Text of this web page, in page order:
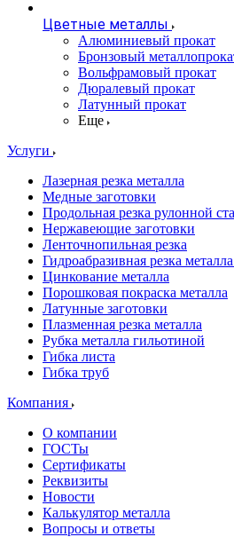
Цветные металлы
Алюминиевый прокат
Бронзовый
Вольфрамовый прокат
Дюралевый прокат
Латунный прокат
Еще
Услуги
Лазерная резка металла
Медные заготовки
Продольная резка рулонной
Нержавеющие заготовки
Ленточнопильная резка
Гидроабразивная резка
Цинкование металла
Порошковая покраска металла
Латунные заготовки
Плазменная резка металла
Рубка металла гильотиной
Гибка листа
Гибка труб
Компания
О компании
ГОСТы
Сертификаты
Реквизиты
Новости
Калькулятор металла
Вопросы и ответы